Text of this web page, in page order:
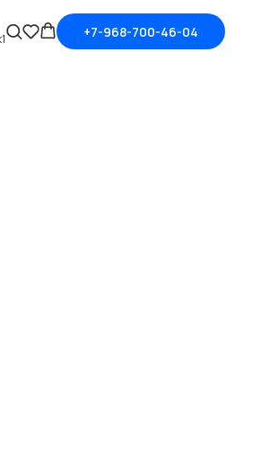
+7-968-700-46-04